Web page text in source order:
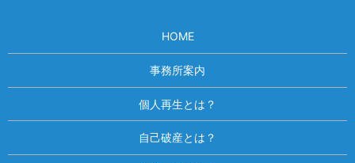
HOME
事務所案内
個人再生とは？
自己破産とは？